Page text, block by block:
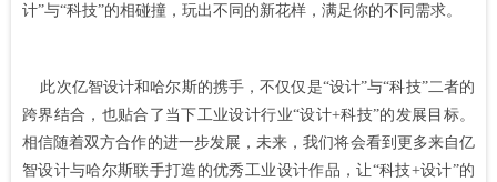
计”与“科技”的相碰撞，玩出不同的新花样，满足你的不同需求。
此次亿智设计和哈尔斯的携手，不仅仅是“设计”与“科技”二者的
跨界结合，也贴合了当下工业设计行业“设计+科技”的发展目标。
相信随着双方合作的进一步发展，未来，我们将会看到更多来自亿
智设计与哈尔斯联手打造的优秀 工业设计作品 ，让“科技+设计”的